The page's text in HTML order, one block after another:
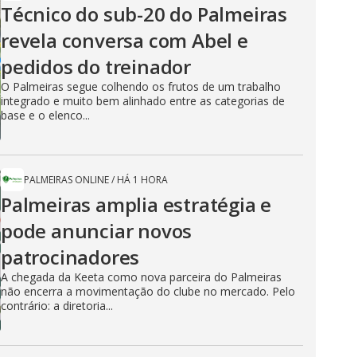
Técnico do sub-20 do Palmeiras
revela conversa com Abel e
pedidos do treinador
O Palmeiras segue colhendo os frutos de um trabalho
integrado e muito bem alinhado entre as categorias de
base e o elenco...
PALMEIRAS ONLINE/ HÁ 1 HORA
Palmeiras amplia estratégia e
pode anunciar novos
patrocinadores
A chegada da Keeta como nova parceira do Palmeiras
não encerra a movimentação do clube no mercado. Pelo
contrário: a diretoria...